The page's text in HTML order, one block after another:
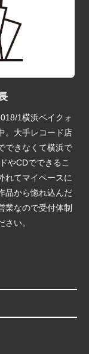
1横浜ベイクォ
。大手レコード店
できなくて横浜で
やCDでできるこ
れてマイペースに
品から惚れ込んだ
業なので受付体制
い。